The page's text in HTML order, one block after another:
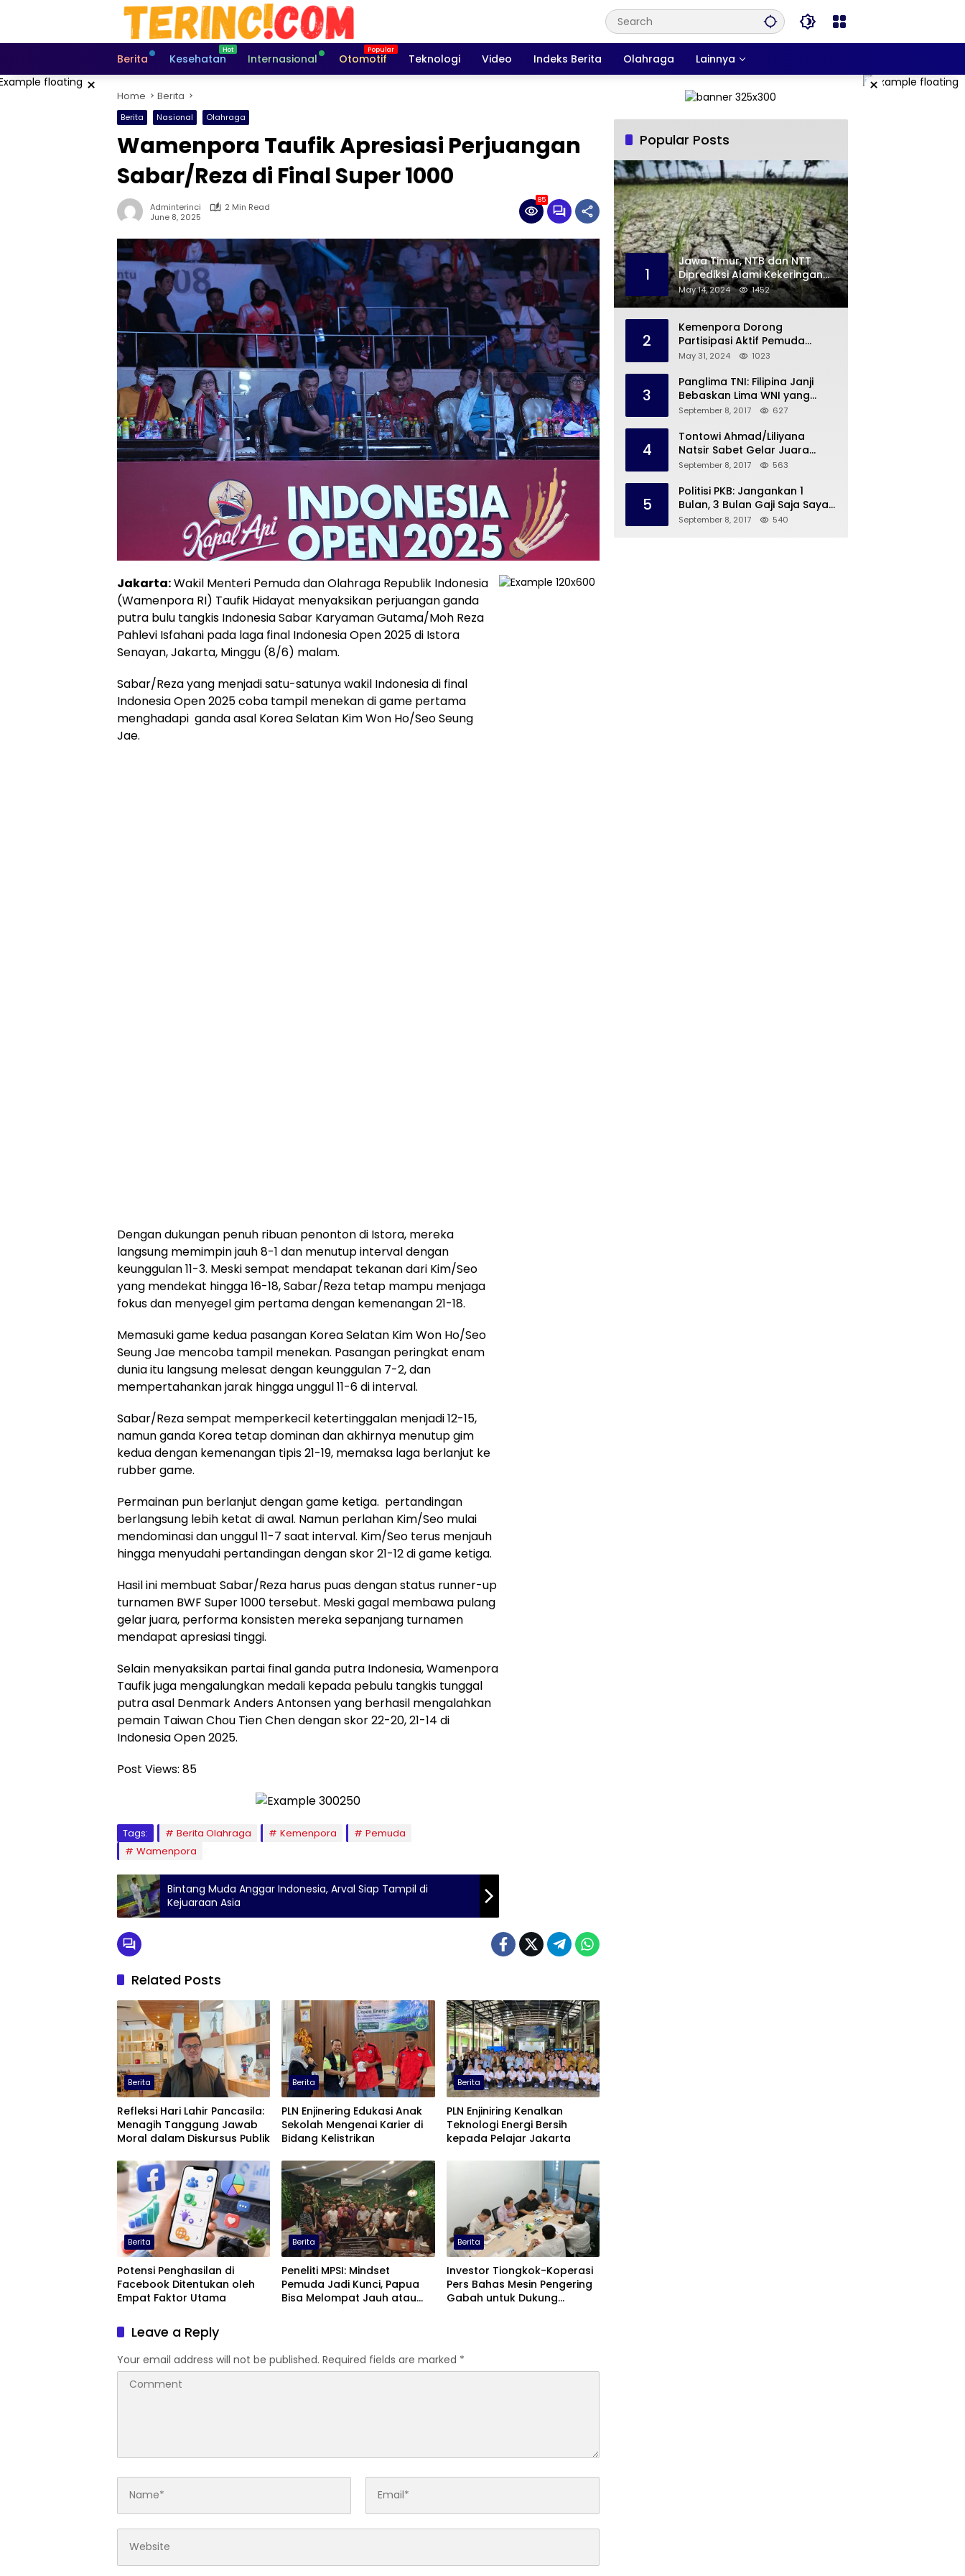
Berita
Kesehatan Internasional Otomotif Teknologi Video Indeks Berita Olahraga Lainnya
× ×
Home Berita
Berita Nasional Olahraga
Wamenpora Taufik Apresiasi Perjuangan
Sabar/Reza di Final Super 1000
Adminterinci
2 Min Read
June 8, 2025
85
Jakarta:Wakil Menteri Pemuda dan Olahraga Republik Indonesia
(Wamenpora RI) Taufik Hidayat menyaksikan perjuangan ganda
putra bulu tangkis Indonesia Sabar Karyaman Gutama/Moh Reza
Pahlevi Isfahani pada laga final Indonesia Open 2025 di Istora
Senayan, Jakarta, Minggu (8/6) malam.
Sabar/Reza yang menjadi satu-satunya wakil Indonesia di final
Indonesia Open 2025 coba tampil menekan di game pertama
menghadapi ganda asal Korea Selatan Kim Won Ho/Seo Seung
Jae.
Dengan dukungan penuh ribuan penonton di Istora, mereka
langsung memimpin jauh 8-1 dan menutup interval dengan
keunggulan 11-3. Meski sempat mendapat tekanan dari Kim/Seo
yang mendekat hingga 16-18, Sabar/Reza tetap mampu menjaga
fokus dan menyegel gim pertama dengan kemenangan 21-18.
Memasuki game kedua pasangan Korea Selatan Kim Won Ho/Seo
Seung Jae mencoba tampil menekan. Pasangan peringkat enam
dunia itu langsung melesat dengan keunggulan 7-2, dan
mempertahankan jarak hingga unggul 11-6 di interval.
Sabar/Reza sempat memperkecil ketertinggalan menjadi 12-15,
namun ganda Korea tetap dominan dan akhirnya menutup gim
kedua dengan kemenangan tipis 21-19, memaksa laga berlanjut ke
rubber game.
Permainan pun berlanjut dengan game ketiga. pertandingan
berlangsung lebih ketat di awal. Namun perlahan Kim/Seo mulai
mendominasi dan unggul 11-7 saat interval. Kim/Seo terus menjauh
hingga menyudahi pertandingan dengan skor 21-12 di game ketiga.
Hasil ini membuat Sabar/Reza harus puas dengan status runner-up
turnamen BWF Super 1000 tersebut. Meski gagal membawa pulang
gelar juara, performa konsisten mereka sepanjang turnamen
mendapat apresiasi tinggi.
Selain menyaksikan partai final ganda putra Indonesia, Wamenpora
Taufik juga mengalungkan medali kepada pebulu tangkis tunggal
putra asal Denmark Anders Antonsen yang berhasil mengalahkan
pemain Taiwan Chou Tien Chen dengan skor 22-20, 21-14 di
Indonesia Open 2025.
Post Views: 85
Tags: Berita Olahraga Kemenpora
Pemuda
Wamenpora
Bintang Muda Anggar Indonesia, Arval Siap Tampil di
Kejuaraan Asia
Related Posts
Berita
Refleksi Hari Lahir Pancasila:
Menagih Tanggung Jawab
Moral dalam Diskursus Publik
Berita
PLN Enjinering Edukasi Anak
Sekolah Mengenai Karier di
Bidang Kelistrikan
Berita
PLN Enjiniring Kenalkan
Teknologi Energi Bersih
kepada Pelajar Jakarta
Berita
Potensi Penghasilan di
Facebook Ditentukan oleh
Empat Faktor Utama
Berita
Peneliti MPSI: Mindset
Pemuda Jadi Kunci, Papua
Bisa Melompat Jauh atau
Berita
Investor Tiongkok-Koperasi
Pers Bahas Mesin Pengering
Gabah untuk Dukung
Leave a Reply
Your email address will not be published. Required fields are marked *
Popular Posts
1
Jawa Timur, NTB dan NTT
Diprediksi Alami Kekeringan
Sepanjang Mei
May 14, 2024 1452
2
Kemenpora Dorong
Partisipasi Aktif Pemuda
Melalui Forum Konsultasi
May 31, 2024 1023
3
Panglima TNI: Filipina Janji
Bebaskan Lima WNI yang
Disandera Abu Sayyaf
September 8, 2017 627
4
Tontowi Ahmad/Liliyana
Natsir Sabet Gelar Juara
Dunia Kedua
September 8, 2017 563
5
Politisi PKB: Jangankan 1
Bulan, 3 Bulan Gaji Saja Saya
Siap untuk Rohingya
September 8, 2017 540